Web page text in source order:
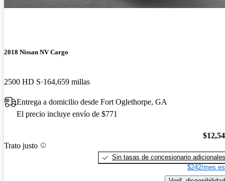
2018 Nissan NV Cargo
2500 HD S 164,659 millas
Entrega a domicilio desde Fort Oglethorpe, GA
El precio incluye envío de $771
Trato justo
Sin tasas de concesionario adicionales
$242/mes